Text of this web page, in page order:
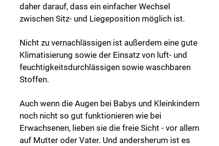
daher darauf, dass ein einfacher Wechsel
zwischen Sitz- und Liegeposition möglich ist.
Nicht zu vernachlässigen ist außerdem eine gute
Klimatisierung sowie der Einsatz von luft- und
feuchtigkeitsdurchlässigen sowie waschbaren
Stoffen.
Auch wenn die Augen bei Babys und Kleinkindern
noch nicht so gut funktionieren wie bei
Erwachsenen, lieben sie die freie Sicht - vor allem
auf Mutter oder Vater. Und andersherum ist es